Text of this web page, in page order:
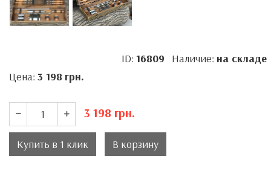
ID: 16809 Наличие: на складе
Цена: 3 198 грн.
3 198 грн.
Купить в 1 клик В корзину